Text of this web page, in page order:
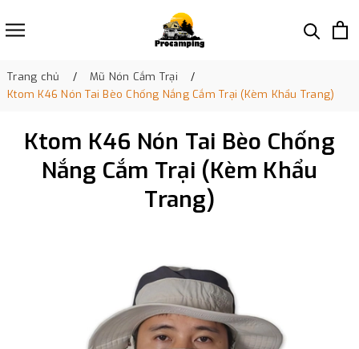
Trang chủ
Mũ Nón Cắm Trại
Ktom K46 Nón Tai Bèo Chống Nắng Cắm Trại (Kèm Khẩu Trang)
Ktom K46 Nón Tai Bèo Chống
Nắng Cắm Trại (Kèm Khẩu
Trang)